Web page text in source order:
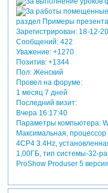
Зарегистрирован: 18-12-
Сообщений:422
Уважение: +1270
Позитив: +1344
Пол:Женский
Провел на форуме:
1 месяц 7 дней
Последний визит:
Вчера 16:17:40
Параметры компьютера:
Максимальная, процессор
4CP4 3.4Hz,
1,00ГБ, тип системы-32-
ProShow Produser 5 версия